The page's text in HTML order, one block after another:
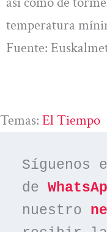
temperatura
Fuente:
Temas: El Tiempo
Síguenos
de
nuestro